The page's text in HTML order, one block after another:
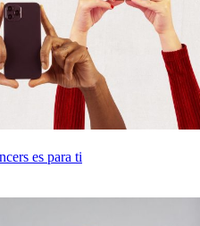
es para ti